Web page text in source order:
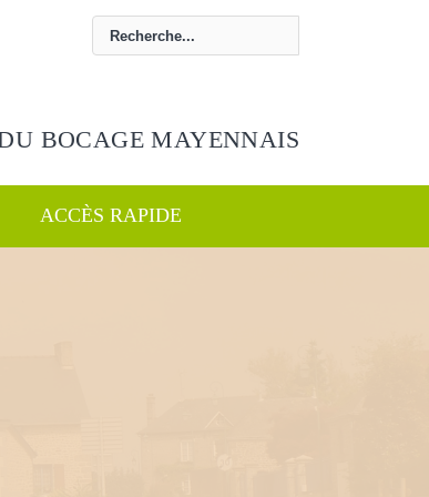
BOCAGE MAYENNAIS
ACCÈS RAPIDE